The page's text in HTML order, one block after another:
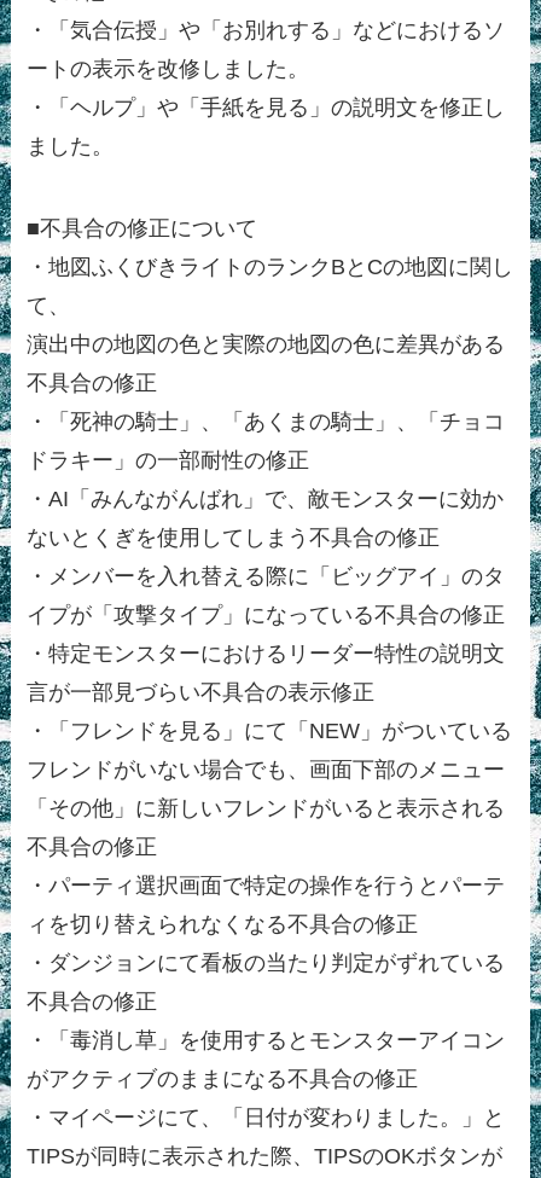
・「気合伝授」や「お別れする」などにおけるソ
ートの表示を改修しました。
・「ヘルプ」や「手紙を見る」の説明文を修正し
ました。
■不具合の修正について
・地図ふくびきライトのランクBとCの地図に関し
て、
演出中の地図の色と実際の地図の色に差異がある
不具合の修正
・「死神の騎士」、「あくまの騎士」、「チョコ
ドラキー」の一部耐性の修正
・AI「みんながんばれ」で、敵モンスターに効か
ないとくぎを使用してしまう不具合の修正
・メンバーを入れ替える際に「ビッグアイ」のタ
イプが「攻撃タイプ」になっている不具合の修正
・特定モンスターにおけるリーダー特性の説明文
言が一部見づらい不具合の表示修正
・「フレンドを見る」にて「NEW」がついている
フレンドがいない場合でも、画面下部のメニュー
「その他」に新しいフレンドがいると表示される
不具合の修正
・パーティ選択画面で特定の操作を行うとパーテ
ィを切り替えられなくなる不具合の修正
・ダンジョンにて看板の当たり判定がずれている
不具合の修正
・「毒消し草」を使用するとモンスターアイコン
がアクティブのままになる不具合の修正
・マイページにて、「日付が変わりました。」と
TIPSが同時に表示された際、TIPSのOKボタンが